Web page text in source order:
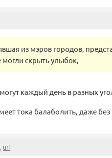
из мэров городов,
могли скрыть улыбок,
каждый день в разных
тока балаболить, даже
url